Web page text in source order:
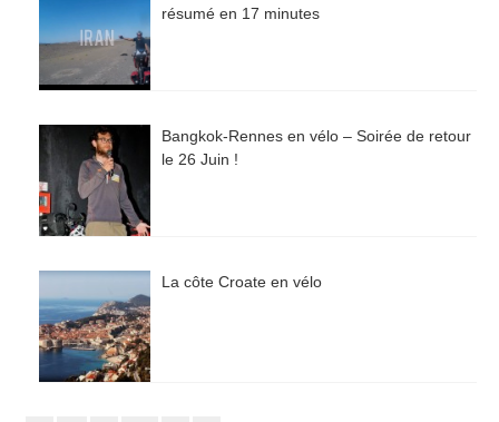
résumé en 17 minutes
Bangkok-Rennes en vélo – Soirée de retour
le 26 Juin !
La côte Croate en vélo